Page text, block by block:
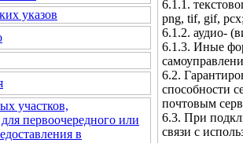
указов
участков,
первоочередного или
в
6.1.1.
png, tif, gif,
6.1.2. аудио-
6.1.3. Иные
6.2.
способности
почтовым
6.3. При
связи с